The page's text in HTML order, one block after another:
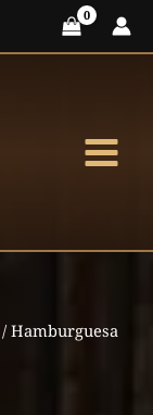
/ Hamburguesa